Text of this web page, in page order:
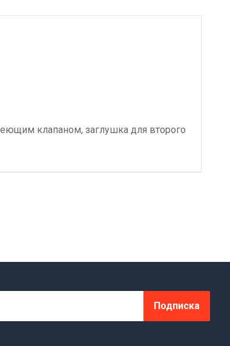
клапаном, заглушка для второго
Подписка